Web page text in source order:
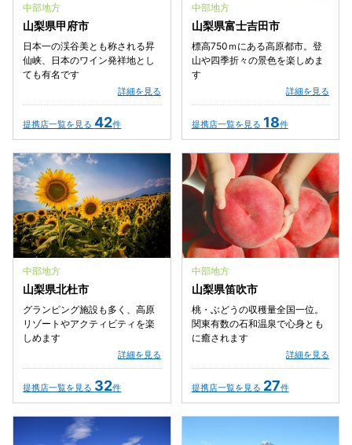
中部地方
山梨県甲府市
日本一の渓谷美とも称される昇
仙峡、日本のワイン発祥地とし
ても有名です
詳細を見る
提携店一覧を見る42件
中部地方
山梨県富士吉田市
標高750ｍにある高原都市。登
山や四季折々の景色を楽しめま
す
詳細を見る
提携店一覧を見る 18件
中部地方
山梨県北杜市
グランピング施設も多く、高原
リゾートやアクティビティを楽
しめます
詳細を見る
提携店一覧を見る 32件
中部地方
山梨県笛吹市
桃・ぶどうの収穫量全国一位。
関東有数の石和温泉で心身とも
に癒されます
詳細を見る
提携店一覧を見る 27件